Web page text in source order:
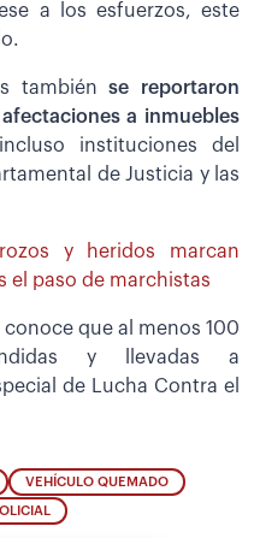
a los esfuerzos, este
tambiénse reportaron
a inmuebles
instituciones del
de Justicia y las
y heridos marcan
el paso de marchistas
que al menos 100
y llevadas a
de Lucha Contra el
VEHÍCULO QUEMADO